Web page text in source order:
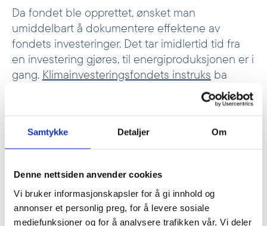
Samtykke Detaljer Om
Denne nettsiden anvender cookies
Vi bruker informasjonskapsler for å gi innhold og
annonser et personlig preg, for å levere sosiale
mediefunksjoner og for å analysere trafikken vår. Vi deler
Da fondet ble opprettet, ønsket man
umiddelbart å dokumentere effektene av
fondets investeringer. Det tar imidlertid tid fra
en investering gjøres, til energiproduksjonen er i
gang. Klimainvesteringsfondets instruks ba
derfor om rapportering på «forventede (ex
ante)» unngåtte utslipp, basert på forventet
produksjon, i tillegg til ungåtte utslipp basert på
faktisk produksjon («ex post»).
Klimainvesteringsfondet har vært langt større
enn anslått da fondet ble lansert. Målet om å
investere i prosjekter som ville unngå 14
millioner tonn CO2e årlig innen 2026, ble nådd